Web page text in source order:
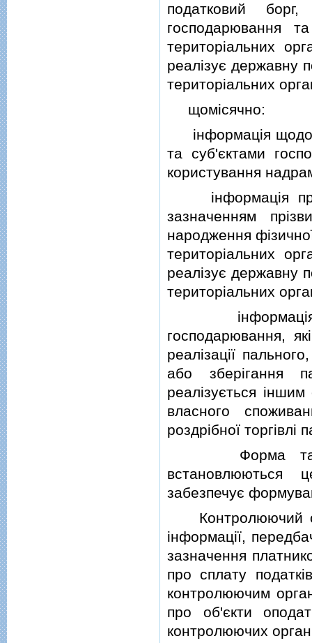
податковий
господарювання
територiальних
реалiзує державну
територiальних
щомiсячно:
iнформацiя щодо
та суб'єктами
користування
iнформацiя про
зазначенням
народження
територiальних
реалiзує державну
територiальних
iнформацiя
господарювання,
реалiзацiї
або зберiгання
реалiзується iншим
власного
роздрiбної торгiвлi
Форма такої
встановлюються
забезпечує
Контролюючий
iнформацiї,
зазначення
про сплату
контролюючим
про об'єкти
контролюючих